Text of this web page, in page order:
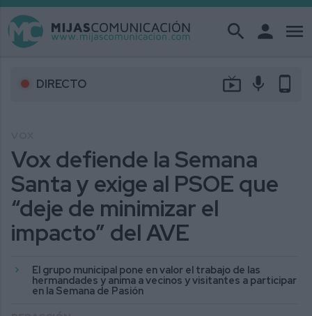
search person menu
DIRECTO live_tv mic phone_android
Vox defiende la Semana
Santa y exige al PSOE que
“deje de minimizar el
impacto” del AVE
El grupo municipal pone en valor el trabajo de las
hermandades y anima a vecinos y visitantes a participar
en la Semana de Pasión